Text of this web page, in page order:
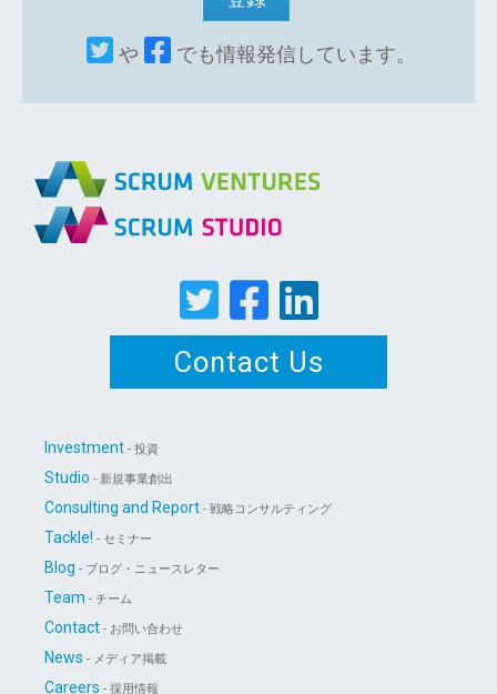
や でも情報発信しています。
Contact Us
Investment - 投資
Studio - 新規事業創出
Consulting and Report - 戦略コンサルティング
Tackle! - セミナー
Blog - ブログ・ニュースレター
Team - チーム
Contact - お問い合わせ
News - メディア掲載
Careers - 採用情報